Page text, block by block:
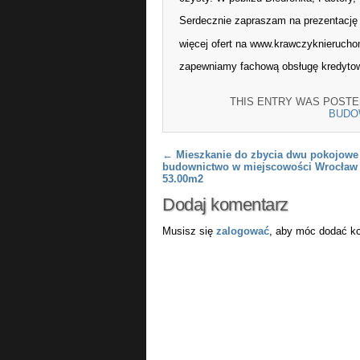
Serdecznie zapraszam na
więcej ofert na
zapewniamy fachową obsługę
THIS ENTRY WAS
Post navigation
← Mieszkanie do zbycia dwu
budownictwo w miejscowości
53.00m2
Dodaj komentarz
Musisz się zalogować , aby móc dodać